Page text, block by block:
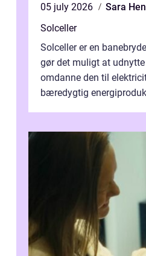
05 july 2026
Sara
Solceller
Solceller er en
gør det muligt at
omdanne den til
bæredygtig